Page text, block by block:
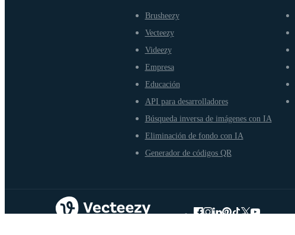
Brusheezy
Vecteezy
Videezy
Empresa
Educación
API para desarrolladores
Búsqueda inversa de imágenes con IA
Eliminación de fondo con IA
Generador de códigos QR